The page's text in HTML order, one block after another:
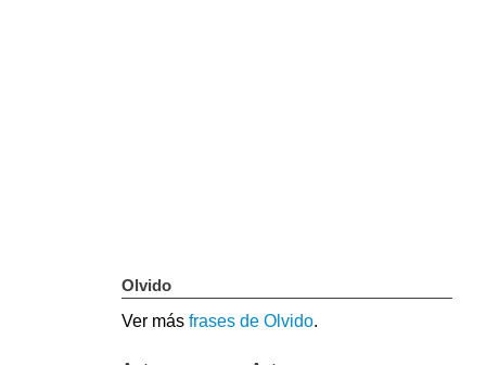
Olvido
Ver más frases de Olvido.